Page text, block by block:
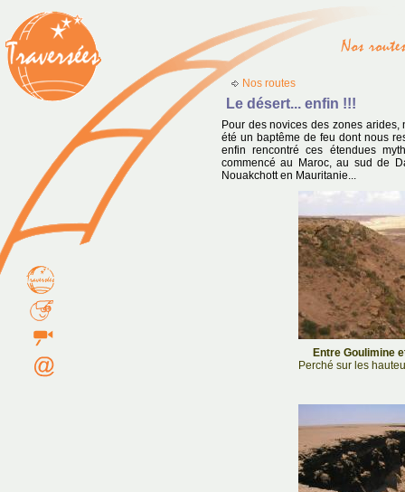
Nos routes
Le désert... enfin !!!
Pour des novices des zones
été un baptême de feu dont nous
enfin rencontré ces étendues
commencé au Maroc, au sud de
Nouakchott en Mauritanie...
Entre Goulimine
Perché sur les